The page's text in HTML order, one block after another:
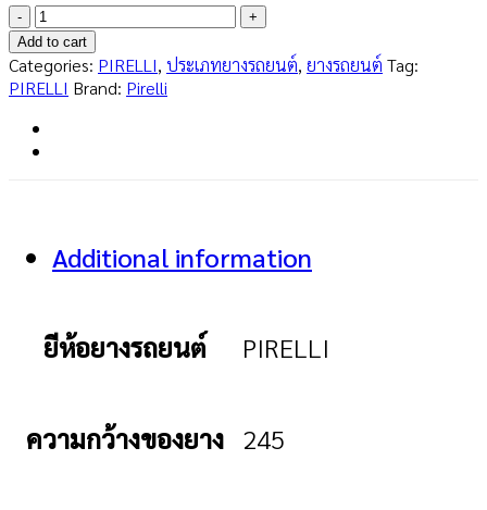
P
ZERO
245/35R19
quantity
Add to cart
Categories: PIRELLI, ประเภทยางรถยนต์, ยางรถยนต์ Tag:
PIRELLI Brand: Pirelli
Additional information
ยีห้อยางรถยนต์ PIRELLI
ความกว้างของยาง 245